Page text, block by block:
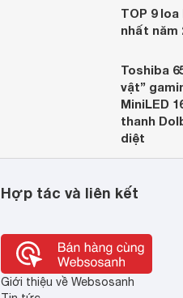
TOP 9
nhất năm
Toshiba
vật”
MiniLED
thanh
diệt
Hợp tác và liên kết
Giới thiệu về Websosanh